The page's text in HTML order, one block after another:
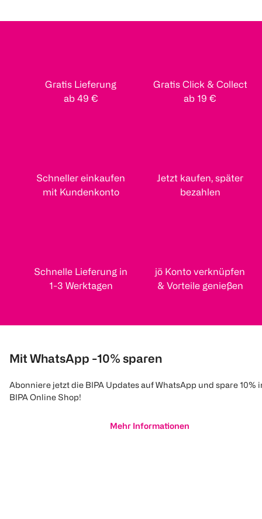
Gratis Lieferung
ab 49 €
Gratis Click & Collect
ab 19 €
Schneller einkaufen
mit Kundenkonto
Jetzt kaufen, später
bezahlen
Schnelle Lieferung in
1-3 Werktagen
jö Konto verknüpfen
& Vorteile genießen
Mit WhatsApp -10% sparen
Abonniere jetzt die BIPA Updates auf WhatsApp und spare 10%
BIPA Online Shop!
Mehr Informationen